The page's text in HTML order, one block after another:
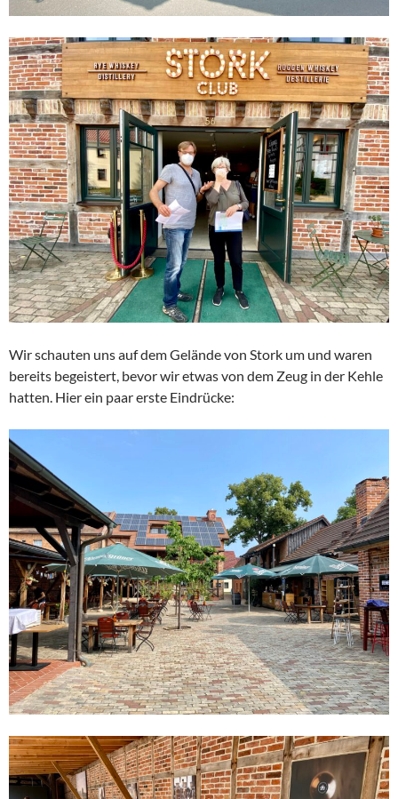
Wir schauten uns auf dem Gelände von Stork um und waren
bereits begeistert, bevor wir etwas von dem Zeug in der Kehle
hatten. Hier ein paar erste Eindrücke: